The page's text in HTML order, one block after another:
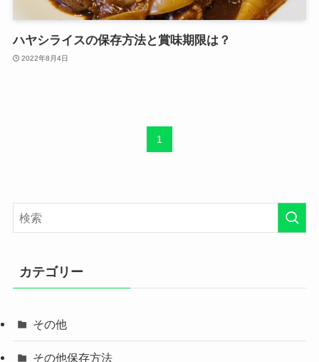
ハヤシライスの保存方法と賞味期限は？
2022年8月4日
1
カテゴリー
その他
その他保存方法